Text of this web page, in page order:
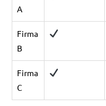
A
Firma
B
Firma
C